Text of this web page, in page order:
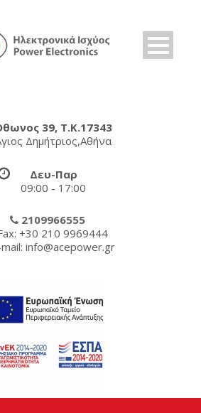
39, Τ.Κ.17343
Δημήτριος,Αθήνα
Δευ-Παρ
09:00 - 17:00
2109966555
+30 210 9969444
info@acepower.gr